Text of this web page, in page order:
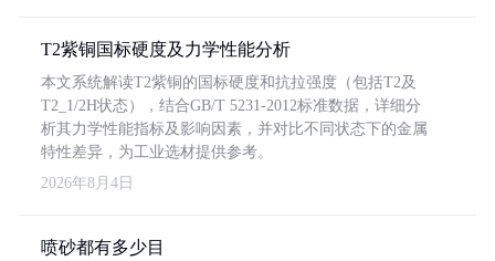
T2紫铜国标硬度及力学性能分析
本文系统解读T2紫铜的国标硬度和抗拉强度（包括T2及
T2_1/2H状态），结合GB/T 5231-2012标准数据，详细分
析其力学性能指标及影响因素，并对比不同状态下的金属
特性差异，为工业选材提供参考。
2026年8月4日
喷砂都有多少目